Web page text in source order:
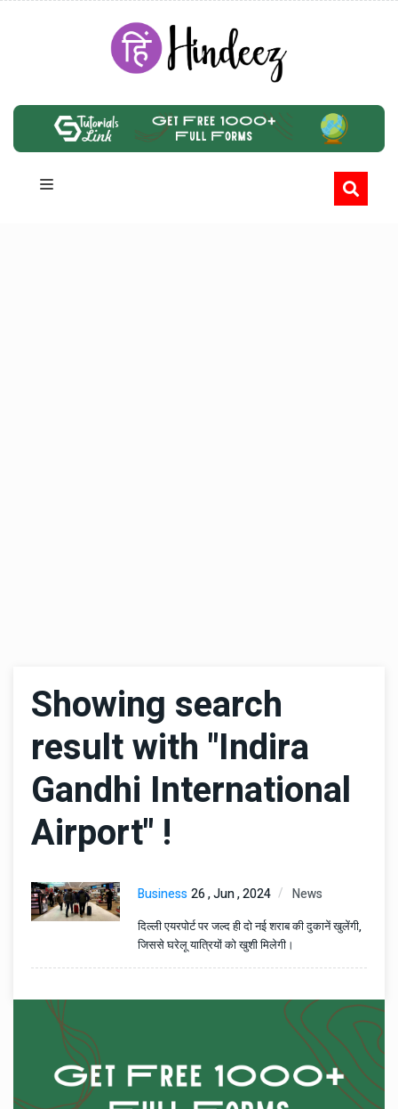
Showing search
result with "Indira
Gandhi International
Airport" !
Business26 , Jun , 2024 News
दिल्ली एयरपोर्ट पर जल्द ही दो नई शराब की दुकानें खुलेंगी,
जिससे घरेलू यात्रियों को खुशी मिलेगी।